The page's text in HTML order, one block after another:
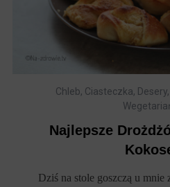
Chleb, Ciasteczka, Desery,
Najlepsze
Dziś na stole goszczą u mnie